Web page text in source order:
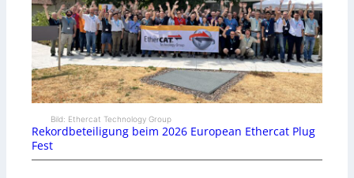
Bild: Ethercat Technology Group
Rekordbeteiligung beim 2026 European Ethercat Plug
Fest